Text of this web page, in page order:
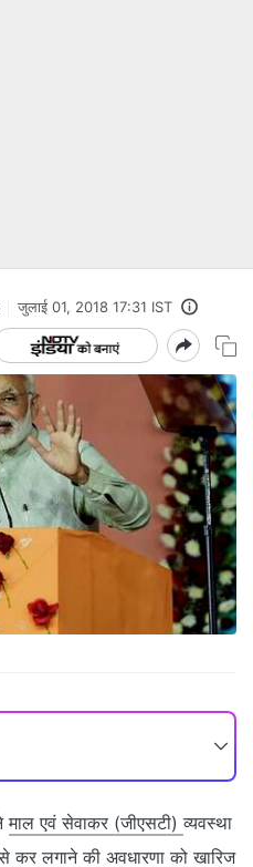
जुलाई 01, 2018 17:31 IST
माल एवं सेवाकर (जीएसटी)व्यवस्था
लगाने की अवधारणा को खारिज